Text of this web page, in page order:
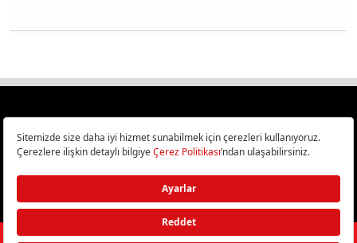
Türkiye
Bilişim ve Teknoloji Haberleri CHIP Online’da!